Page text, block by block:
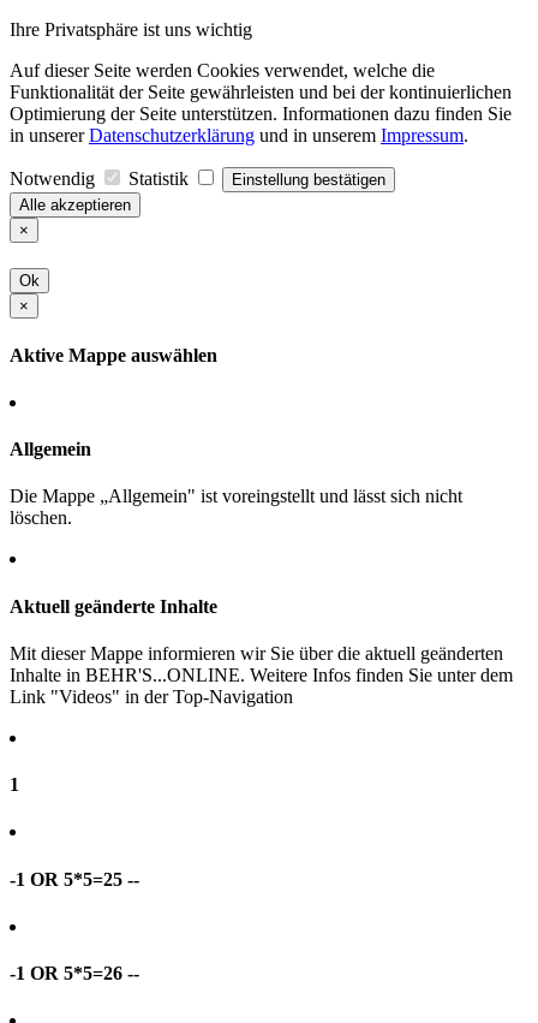
Ihre Privatsphäre ist uns wichtig
Auf dieser Seite werden Cookies verwendet, welche die
Funktionalität der Seite gewährleisten und bei der kontinuierlichen
Optimierung der Seite unterstützen. Informationen dazu finden Sie
in unsererDatenschutzerklärung und in unserem Impressum.
Notwendig Statistik
Einstellung bestätigen
Alle akzeptieren
×
Ok
×
Aktive Mappe auswählen
Allgemein
Die Mappe „Allgemein" ist voreingstellt und lässt sich nicht
löschen.
Aktuell geänderte Inhalte
Mit dieser Mappe informieren wir Sie über die aktuell geänderten
Inhalte in BEHR'S...ONLINE. Weitere Infos finden Sie unter dem
Link "Videos" in der Top-Navigation
1
-1 OR 5*5=25 --
-1 OR 5*5=26 --